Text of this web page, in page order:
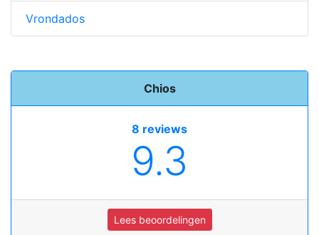
Vrondados
Chios
8 reviews
9.3
Lees beoordelingen